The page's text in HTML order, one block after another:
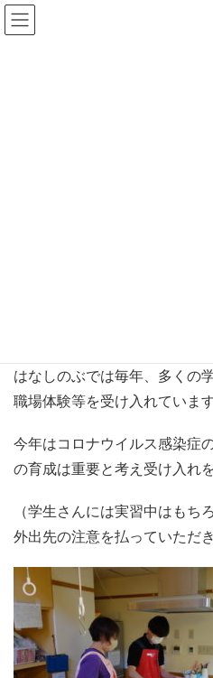
はなしのぶでは毎年、多くの
職場体験等を受け入れています
今年はコロナウイルス感染症
の育成は重要と考え受け入れ
（学生さんには実習中はもち
外出先の注意を払っていただ